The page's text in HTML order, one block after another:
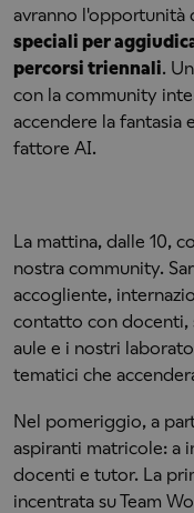
avranno l'opportunità
speciali per
percorsi triennali.
con la community
accendere la fantasia
fattore AI.
La mattina, dalle 10,
nostra community.
accogliente,
contatto con docenti,
aule e i nostri
tematici che
Nel pomeriggio, a
aspiranti matricole: a
docenti e tutor. La
incentrata su Team